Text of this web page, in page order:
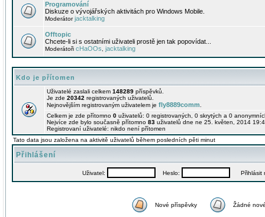
Programování
Diskuze o vývojářských aktivitách pro Windows Mobile.
Moderátorjacktalking
Offtopic
Chcete-li si s ostatními uživateli prostě jen tak popovídat...
Moderátoři cHaOOs jacktalking
Kdo je přítomen
Uživatelé zaslali celkem 148289 příspěvků.
Je zde 20342 registrovaných uživatelů.
Nejnovějším registrovaným uživatelem je fly8889comm
Celkem je zde přítomno 0 uživatelů: 0 registrovaných, 0 skrytých a 0
Nejvíce zde bylo současně přítomno 83 uživatelů dne ne 25. květen, 2014
Registrovaní uživatelé: nikdo není přítomen
Tato data jsou založena na aktivitě uživatelů během posledních pěti minut
Přihlášení
Uživatel: Heslo: Přihlásit
Nové příspěvky Žádné